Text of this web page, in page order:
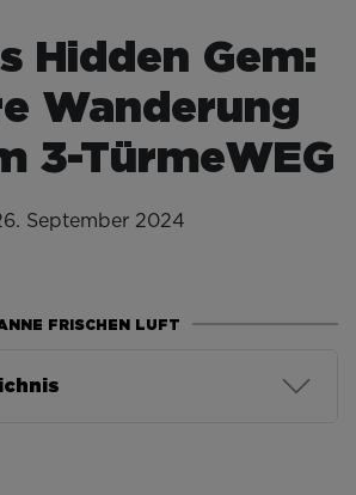
Hidden Gem:
Wanderung
3-TürmeWEG
September 2024
FRISCHEN LUFT